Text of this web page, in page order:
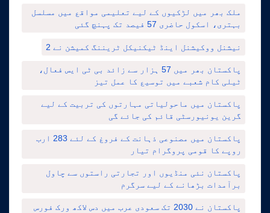
ملک بھر میں لڑکیوں کے لیے تعلیمی مواقع میں مسلسل
بہتری، اسکول حاضری 57 فیصد تک پہنچ گئی
نیشنل ووکیشنل اینڈ ٹیکنیکل ٹریننگ کمیشن نے 2
پاکستان بھر میں 57 ہزار سے زائد بی ٹی ایس فعال،
ٹیلی کام شعبے میں توسیع کا عمل تیز
پاکستان میں ماحولیاتی مہارتوں کی تربیت کے لیے
گرین یونیورسٹی قائم کی جائے گی
پاکستان میں مصنوعی ذہانت کے فروغ کے لئے 283 ارب
روپے کا قومی پروگرام تیار
پاکستان نئی منڈیوں اور تجارتی راستوں سے چاول
برآمدات بڑھانے کے لیے سرگرم
پاکستان نے 2030 تک سعودی عرب میں دس لاکھ ورک فورس